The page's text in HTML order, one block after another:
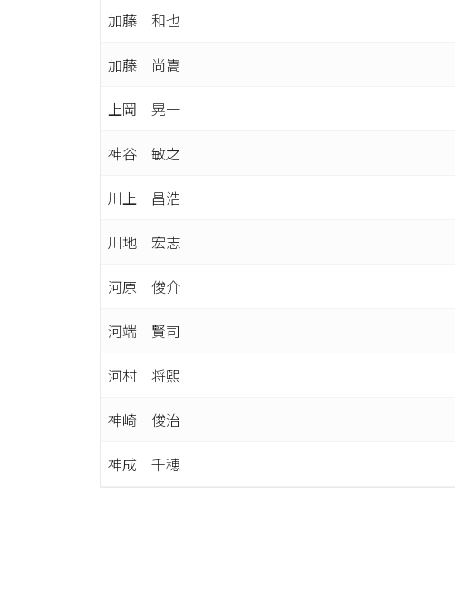
加藤 和也
加藤 尚嵩
上岡 晃一
神谷 敏之
川上 昌浩
川地 宏志
河原 俊介
河端 賢司
河村 将熙
神崎 俊治
神成 千穂